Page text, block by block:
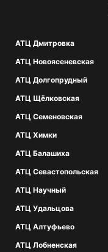
АТЦ Дмитровка
АТЦ Новоясеневская
АТЦ Долгопрудный
АТЦ Щёлковская
АТЦ Семеновская
АТЦ Химки
АТЦ Балашиха
АТЦ Севастопольская
АТЦ Научный
АТЦ Удальцова
АТЦ Алтуфьево
АТЦ Лобненская